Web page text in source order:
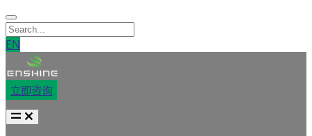
EN
立即咨询